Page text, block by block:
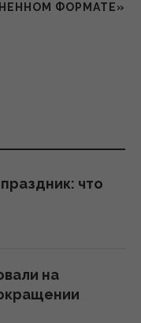
ФОРМАТЕ»
что
на